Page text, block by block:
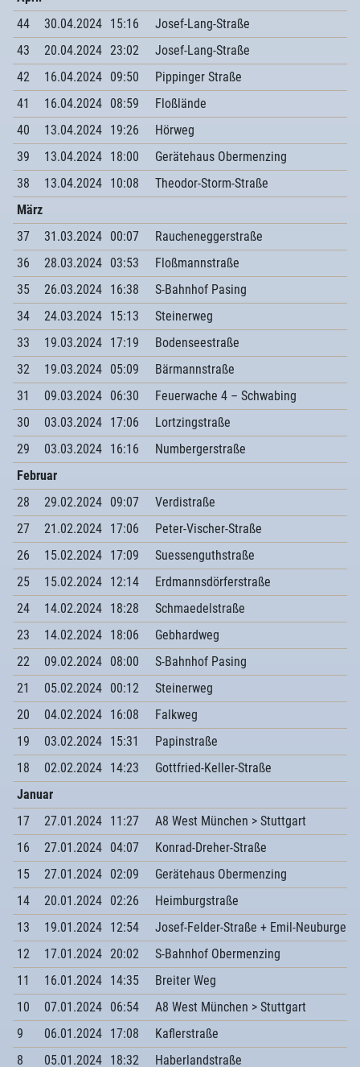
44
30.04.2024 15:16
Josef-Lang-Straße
43
20.04.2024 23:02
Josef-Lang-Straße
42
16.04.2024 09:50
Pippinger Straße
41
16.04.2024 08:59
Floßlände
40
13.04.2024 19:26
Hörweg
39
13.04.2024 18:00
Gerätehaus Obermenzing
38
13.04.2024 10:08
Theodor-Storm-Straße
März
37
31.03.2024 00:07
Raucheneggerstraße
36
28.03.2024 03:53
Floßmannstraße
35
26.03.2024 16:38
S-Bahnhof Pasing
34
24.03.2024 15:13
Steinerweg
33
19.03.2024 17:19
Bodenseestraße
32
19.03.2024 05:09
Bärmannstraße
31
09.03.2024 06:30
Feuerwache 4 – Schwabing
30
03.03.2024 17:06
Lortzingstraße
29
03.03.2024 16:16
Numbergerstraße
Februar
28
29.02.2024 09:07
Verdistraße
27
21.02.2024 17:06
Peter-Vischer-Straße
26
15.02.2024 17:09
Suessenguthstraße
25
15.02.2024 12:14
Erdmannsdörferstraße
24
14.02.2024 18:28
Schmaedelstraße
23
14.02.2024 18:06
Gebhardweg
22
09.02.2024 08:00
S-Bahnhof Pasing
21
05.02.2024 00:12
Steinerweg
20
04.02.2024 16:08
Falkweg
19
03.02.2024 15:31
Papinstraße
18
02.02.2024 14:23
Gottfried-Keller-Straße
Januar
17
27.01.2024 11:27
A8 West München > Stuttgart
16
27.01.2024 04:07
Konrad-Dreher-Straße
15
27.01.2024 02:09
Gerätehaus Obermenzing
14
20.01.2024 02:26
Heimburgstraße
13
19.01.2024 12:54
Josef-Felder-Straße + Emil-Neuburger-
12
17.01.2024 20:02
S-Bahnhof Obermenzing
11
16.01.2024 14:35
Breiter Weg
10
07.01.2024 06:54
A8 West München > Stuttgart
9
06.01.2024 17:08
Kaflerstraße
8
05.01.2024 18:32
Haberlandstraße